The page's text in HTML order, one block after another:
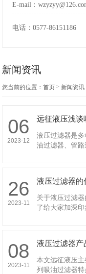
E-mail：
电话：0577-86151186
新闻资讯
您当前的位置：首页 > 新闻资讯
06
2023-12
远征液压浅
命?…
液压过滤器是
油过滤器、管
使用寿命。那
26
2023-11
液压过滤器
懂…
关于液压过滤
了给大家加深印
08
2023-11
液压过滤器
本文远征液压
列吸油过滤器